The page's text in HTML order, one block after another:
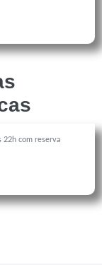
22h com reserva